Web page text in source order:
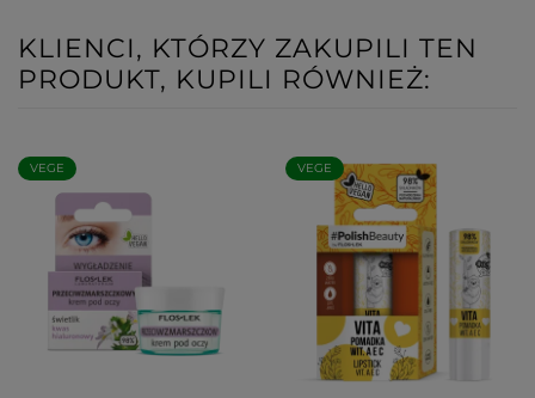
KLIENCI, KTÓRZY ZAKUPILI TEN
PRODUKT, KUPILI RÓWNIEŻ:
VEGE VEGE